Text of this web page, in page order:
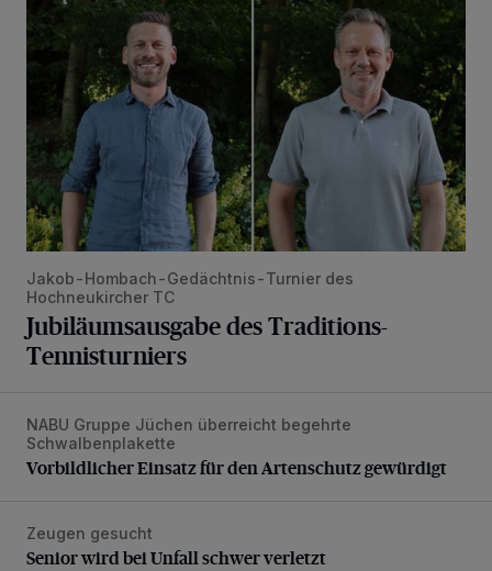
Jakob-Hombach-Gedächtnis-Turnier des
Hochneukircher TC
Jubiläumsausgabe des Traditions-
Tennisturniers
Vorbildlicher Einsatz für den Artenschutz gewürdigt
NABU Gruppe Jüchen überreicht begehrte
Schwalbenplakette
Vorbildlicher Einsatz für den Artenschutz gewürdigt
Senior wird bei Unfall schwer verletzt
Zeugen gesucht
Senior wird bei Unfall schwer verletzt